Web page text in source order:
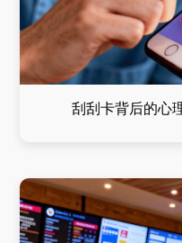
刮刮卡背后的心